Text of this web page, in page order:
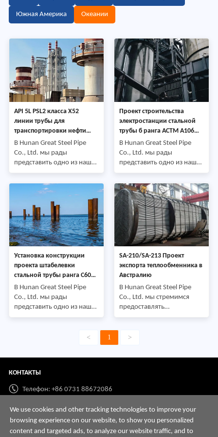
Южная Америка Океании
API 5L PSL2 класса X52
линии трубы для
транспортировки нефти
промышленного проекта
В Hunan Great Steel Pipe
Co., Ltd. мы рады
представить одно из наших
недавних проектных
применений-поставку
линейных труб
международному клиенту.
Продукт: Линия
Трубопровод Стандарт: API
5L PSL2 Класс: X52
Внешний диаметр (OD): 16
Толщина стенки (T. К.): 9,53
мм/16,66 мм Количество
Проект строительства
электростанции стальной
трубы б ранга АСТМ А106
безшовный
В Hunan Great Steel Pipe
Co., Ltd. мы рады
представить одно из наших
недавних проектных
приложений-поставку
бесшовных стальных труб
международному клиенту.
Продукт: Бесшовная
стальная труба Стандарт:
ASTM A106 Grade: Gr.
Диаметр BOuter (OD): 42
(TK): 3,38 мм-8,18 мм Qu
Установка конструкции
проекта штабелевки
стальной трубы ранга С60
АПИ 5Л оффшорная
В Hunan Great Steel Pipe
Co., Ltd. мы рады
представить одно из наших
недавних проектных
Продукт: Стальная труба
X60Наружный диаметр
(OD): 273 мм Толщина
стенки (T. К.): 12,7
SA-210/SA-213 Проект
экспорта теплообменника в
Австралию
В Hunan Great Steel Pipe
Co., Ltd. мы стремимся
предоставлять
высококачественные
промышленных
представить одно из наших
теплообменника
Всюду по этому проекту,
мы поддерживали строгое
конт
< 1 >
КОНТАКТЫ
Телефон: +86 0731 88672086
Whatsapp:+86 198 7313 7997
Email: info@hnssd.com
We use cookies and other tracking technologies to improve your
browsing experience on our website, to show you personalized
content and targeted ads, to analyze our website traffic, and to